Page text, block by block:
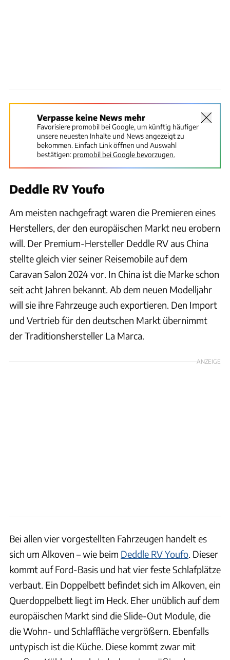
Verpasse keine News mehr
Favorisiere promobil bei Google, um künftig häufiger
unsere neuesten Inhalte und News angezeigt zu
bekommen. Einfach Link öffnen und Auswahl
bestätigen: promobil bei Google bevorzugen.
Deddle RV Youfo
Am meisten nachgefragt waren die Premieren eines
Herstellers, der den europäischen Markt neu erobern
will. Der Premium-Hersteller Deddle RV aus China
stellte gleich vier seiner Reisemobile auf dem
Caravan Salon 2024 vor. In China ist die Marke schon
seit acht Jahren bekannt. Ab dem neuen Modelljahr
will sie ihre Fahrzeuge auch exportieren. Den Import
und Vertrieb für den deutschen Markt übernimmt
der Traditionshersteller La Marca.
ANZEIGE
Bei allen vier vorgestellten Fahrzeugen handelt es
sich um Alkoven – wie beim Deddle RV Youfo . Dieser
kommt auf Ford-Basis und hat vier feste Schlafplätze
verbaut. Ein Doppelbett befindet sich im Alkoven, ein
Querdoppelbett liegt im Heck. Eher unüblich auf dem
europäischen Markt sind die Slide-Out Module, die
die Wohn- und Schlaffläche vergrößern. Ebenfalls
untypisch ist die Küche. Diese kommt zwar mit